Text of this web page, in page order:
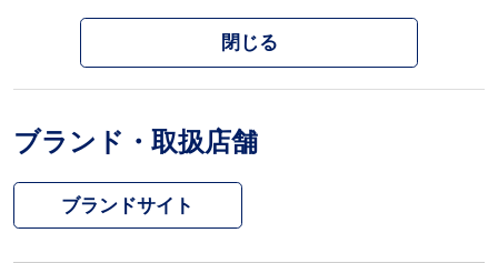
閉じる
ブランド・取扱店舗
ブランドサイト